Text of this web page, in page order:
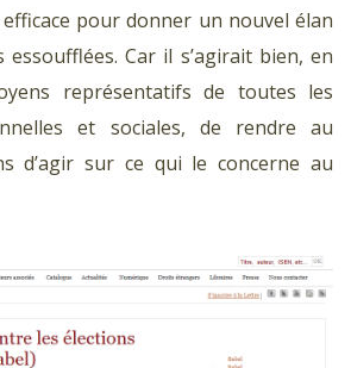
pour donner un nouvel élan
essoufflées. Car il s’agirait bien, en
représentatifs de toutes les
et sociales, de rendre au
d’agir sur ce qui le concerne au